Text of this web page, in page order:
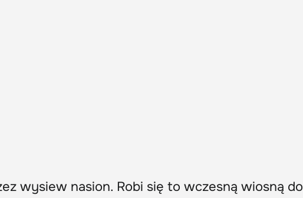
wysiew nasion. Robi się to wczesną wiosną do